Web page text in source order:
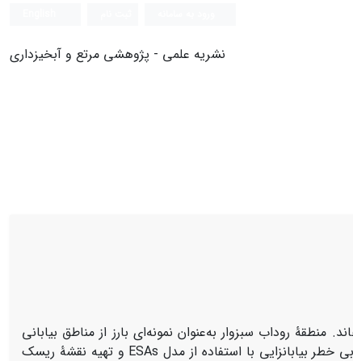
نشریه علمی - پژوهشی مرتع و آبخیزداری
روداب سبزوار به‌عنوان نمونه‌ای بارز از مناطق بیابانی
کشور می‌باشد که تحت تأثیر خطر بیابانزایی قرار گرفته است. هدف این مطالعه ارزیابی خطر بیابانزایی با استفاده از مدل ESAs و تهیه نقشۀ ریسک